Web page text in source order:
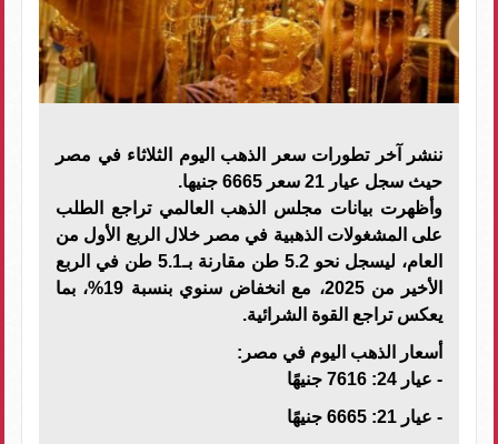
ننشر آخر تطورات سعر الذهب اليوم الثلاثاء في مصر
حيث سجل عيار 21 سعر 6665 جنيها.
وأظهرت بيانات مجلس الذهب العالمي تراجع الطلب
على المشغولات الذهبية في مصر خلال الربع الأول من
العام، ليسجل نحو 5.2 طن مقارنة بـ5.1 طن في الربع
الأخير من 2025، مع انخفاض سنوي بنسبة 19%، بما
يعكس تراجع القوة الشرائية.
أسعار الذهب اليوم في مصر:
- عيار 24: 7616 جنيهًا
- عيار 21: 6665 جنيهًا